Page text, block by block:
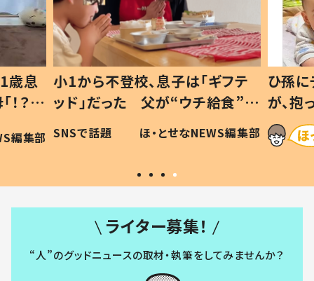
歳息
？」
編集部
小1から不登校、息子は「ギフテ
ッド」だった 父が“ウチ給食”を
作り続ける理由とは #令和の親
#令和の子
SNSで話題 ほ・とせなNEWS編集部
ひ孫
が、
「涙が
い」
ライター募集！
“人”のグッドニュースの取材・執筆をしてみませんか？